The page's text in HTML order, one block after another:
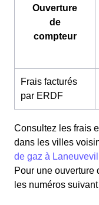
Ouverture
de
compteur
Frais facturés
par ERDF
Consultez les frais
dans les villes
de gaz à
Pour une ouverture
les numéros